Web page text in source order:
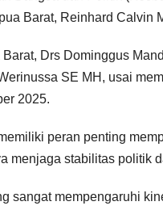
Barat, Reinhard Calvin
Drs Dominggus
SE MH, usai
2025.
peran penting
menjaga stabilitas politik
sangat mempengaruhi